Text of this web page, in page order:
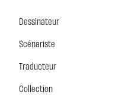
Dessinateur
Scénariste
Traducteur
Collection